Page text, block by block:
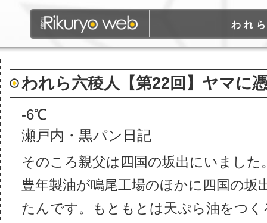
われ
われら六稜人【第22回】ヤマに
-6℃
瀬戸内・黒パン日記
そのころ親父は四国の坂出にいました
豊年製油が鳴尾工場のほかに四国の坂
たんです。もともとは天ぷら油をつく